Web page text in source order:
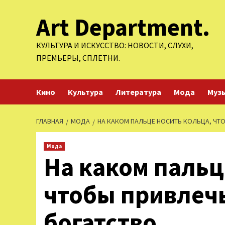
содержимомуArt Department.
КУЛЬТУРА И ИСКУССТВО: НОВОСТИ, СЛУХИ,
ПРЕМЬЕРЫ, СПЛЕТНИ.
Кино Культура Литература Мода
ГЛАВНАЯ МОДА НА КАКОМ ПАЛЬЦЕ НОСИТЬ КОЛЬЦА,
Мода
На каком
чтобы